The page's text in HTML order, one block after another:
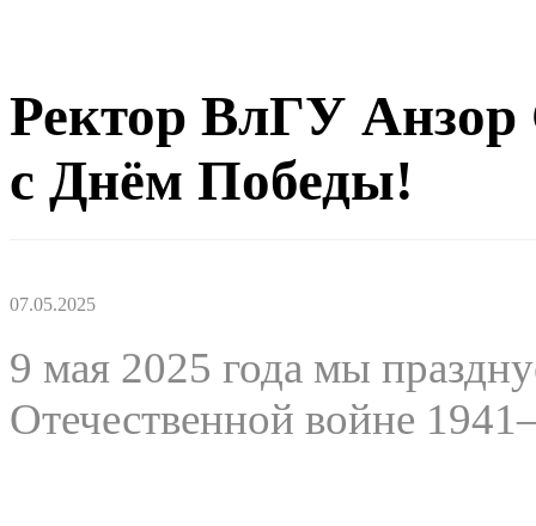
Ректор ВлГУ Анзор
с Днём Победы!
07.05.2025
9 мая 2025 года мы
Отечественной войне